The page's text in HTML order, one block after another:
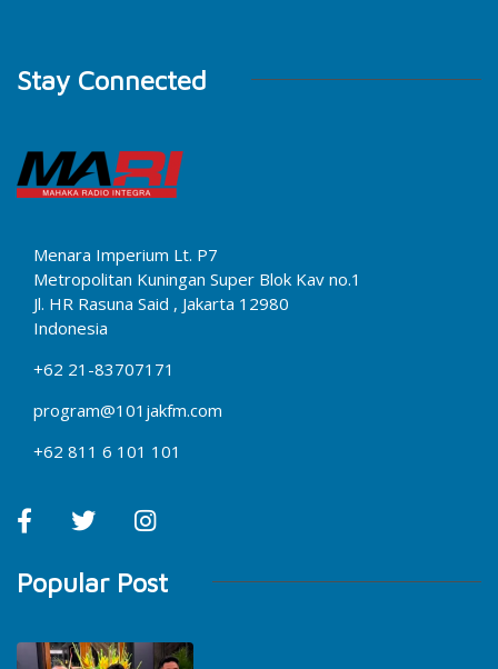
Stay Connected
Menara Imperium Lt. P7
Metropolitan Kuningan Super Blok Kav no.1
Jl. HR Rasuna Said , Jakarta 12980
Indonesia
+62 21-83707171
program@101jakfm.com
+62 811 6 101 101
Popular Post